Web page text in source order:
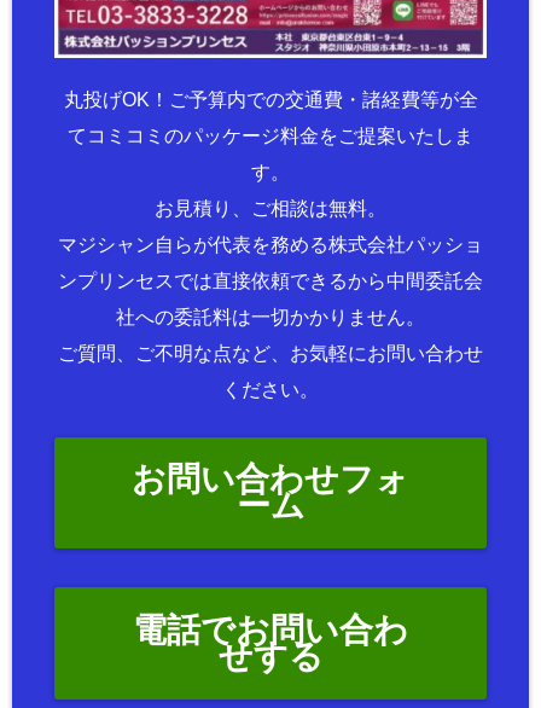
丸投げOK！ご予算内での交通費・諸経費等が全
てコミコミのパッケージ料金をご提案いたしま
す。
お見積り、ご相談は無料。
マジシャン自らが代表を務める株式会社パッショ
ンプリンセスでは直接依頼できるから中間委託会
社への委託料は一切かかりません。
ご質問、ご不明な点など、お気軽にお問い合わせ
ください。
お問い合わせフォ
ーム
電話でお問い合わ
せする